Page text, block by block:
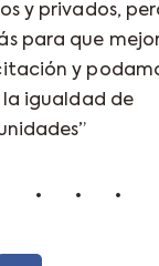
y privados,
para que
y
la igualdad de